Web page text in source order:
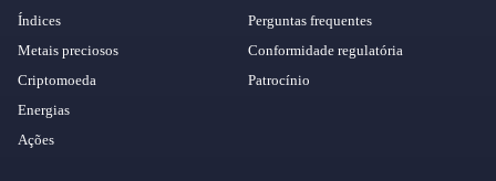
Índices
Metais preciosos
Criptomoeda
Energias
Ações
Perguntas frequentes
Conformidade regulatória
Patrocínio